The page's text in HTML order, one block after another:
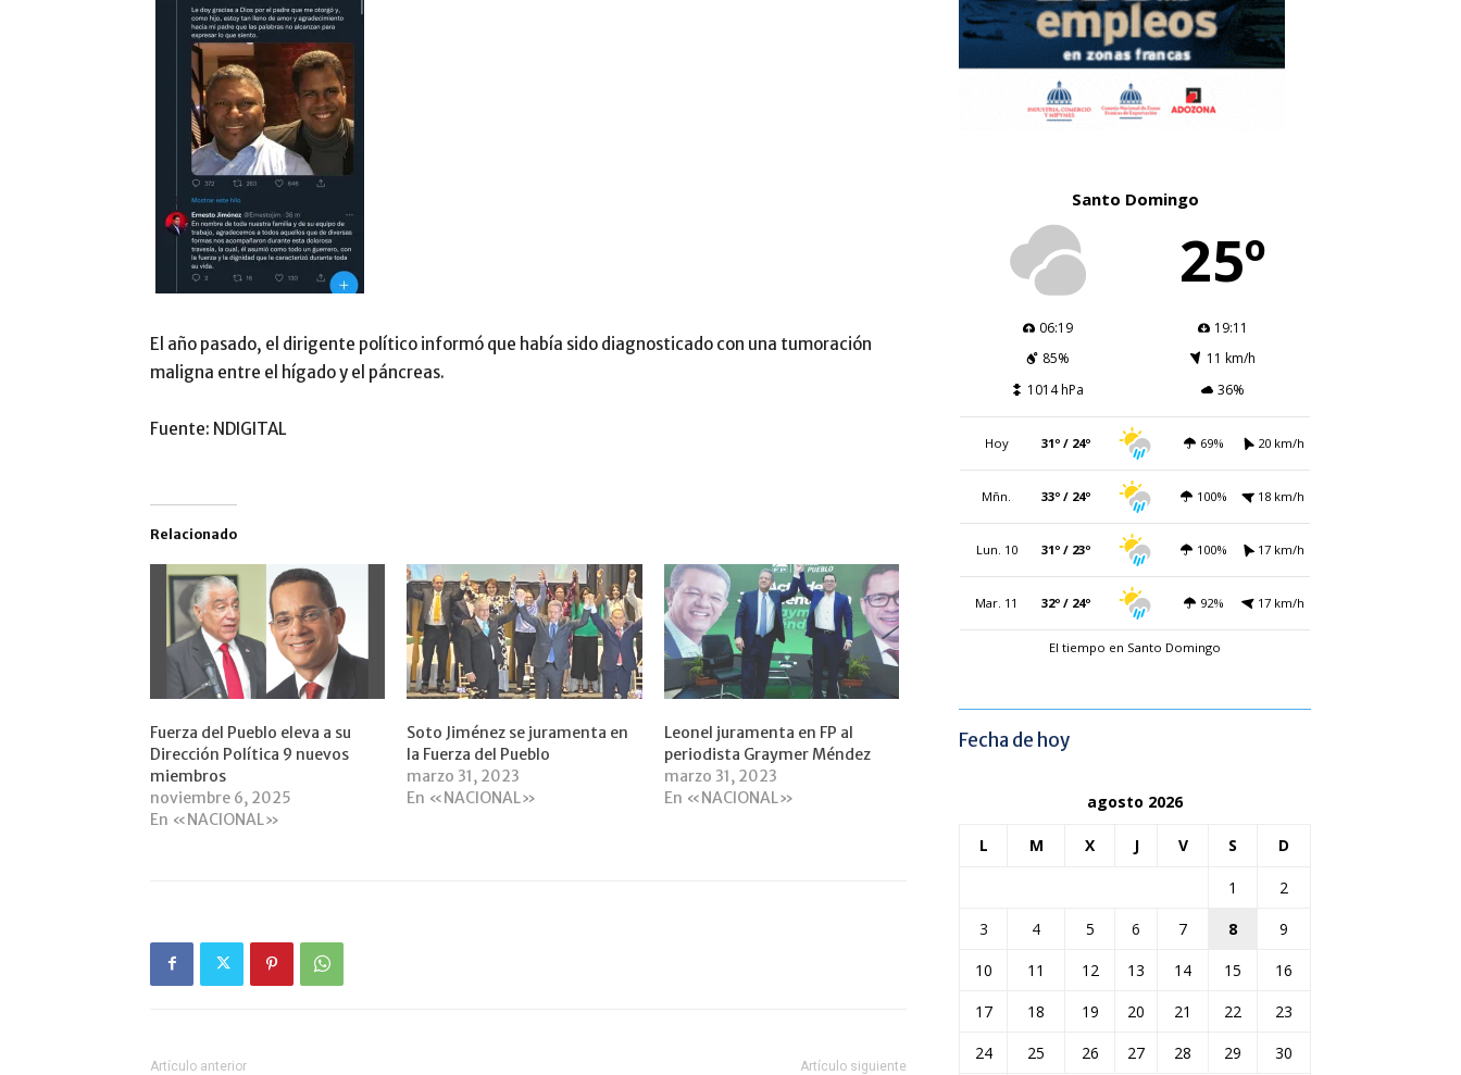
El año pasado, el dirigente político informó que había sido diagnosticado con una tumoración
maligna entre el hígado y el páncreas.
Fuente: NDIGITAL
Relacionado
Fuerza del Pueblo eleva a su
Dirección Política 9 nuevos
miembros
noviembre 6, 2025
En «NACIONAL»
Soto Jiménez se juramenta en
la Fuerza del Pueblo
marzo 31, 2023
En «NACIONAL»
Leonel juramenta en FP al
periodista Graymer Méndez
marzo 31, 2023
En «NACIONAL»
Artículo anterior Artículo siguiente
Santo Domingo
25º
06:19
19:11
85%
11 km/h
1014 hPa
36%
Hoy 31º / 24º 69% 20 km/h
Mñn. 33º / 24º 100% 18 km/h
Lun. 10 31º / 23º 100% 17 km/h
Mar. 11 32º / 24º 92% 17 km/h
El tiempo en Santo Domingo
Fecha de hoy
agosto 2026
L M X J V S D
1
2
3
4 5 6 7 8
9
10
11 12 13 14 15
16
17
18 19 20 21 22
23
24
25 26 27 28 29
30